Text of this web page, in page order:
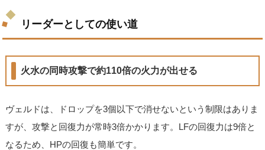
リーダーとしての使い道
火水の同時攻撃で約110倍の火力が出せる
ヴェルドは、ドロップを3個以下で消せないという制限はありま
すが、攻撃と回復力が常時3倍かかります。LFの回復力は9倍と
なるため、HPの回復も簡単です。